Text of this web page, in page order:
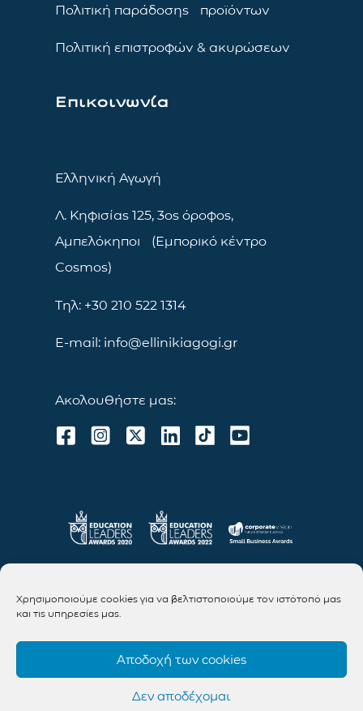
Χρησιμοποιούμε cookies για να βελτιστοποιούμε τον ιστότοπό μας
και τις υπηρεσίες μας.
Αποδοχή των cookies
Δεν αποδέχομαι
Πολιτική παράδοσης προϊόντων
Πολιτική επιστροφών & ακυρώσεων
Επικοινωνία
Ελληνική Αγωγή
Λ. Κηφισίας 125, 3ος όροφος,
Αμπελόκηποι (Εμπορικό κέντρο
Cosmos)
Τηλ: +30 210 522 1314
E-mail: info@ellinikiagogi.gr
Ακολουθήστε μας: